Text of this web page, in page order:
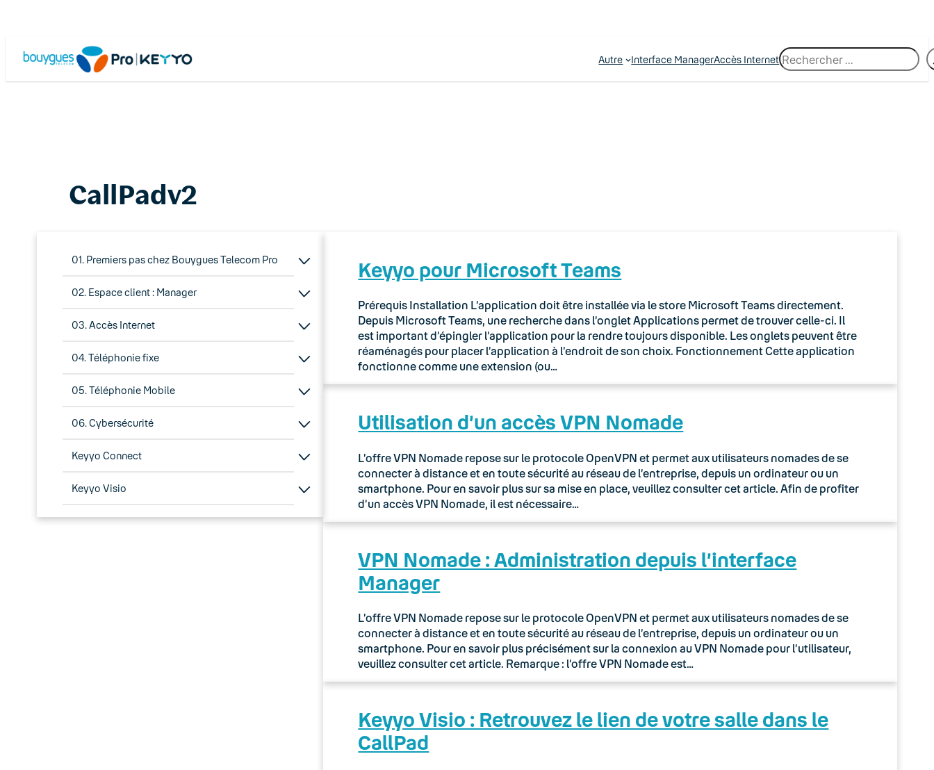
Autre Interface ManagerAccès InternetR
e
c
CallPadv2
01. Premiers pas chez Bouygues Telecom Pro
02. Espace client : Manager
03. Accès Internet
04. Téléphonie fixe
05. Téléphonie Mobile
06. Cybersécurité
Keyyo Connect
Keyyo Visio
Keyyo pour Microsoft Teams
Prérequis Installation L’application doit être installée via le store Microsoft Teams directement.
Depuis Microsoft Teams, une recherche dans l’onglet Applications permet de trouver celle-ci. Il
est important d’épingler l’application pour la rendre toujours disponible. Les onglets peuvent être
réaménagés pour placer l’application à l’endroit de son choix. Fonctionnement Cette application
fonctionne comme une extension (ou…
Utilisation d’un accès VPN Nomade
L’offre VPN Nomade repose sur le protocole OpenVPN et permet aux utilisateurs nomades de se
connecter à distance et en toute sécurité au réseau de l’entreprise, depuis un ordinateur ou un
smartphone. Pour en savoir plus sur sa mise en place, veuillez consulter cet article. Afin de profiter
d’un accès VPN Nomade, il est nécessaire…
VPN Nomade : Administration depuis l’interface
Manager
L’offre VPN Nomade repose sur le protocole OpenVPN et permet aux utilisateurs nomades de se
connecter à distance et en toute sécurité au réseau de l’entreprise, depuis un ordinateur ou un
smartphone. Pour en savoir plus précisément sur la connexion au VPN Nomade pour l’utilisateur,
veuillez consulter cet article. Remarque : l’offre VPN Nomade est…
Keyyo Visio : Retrouvez le lien de votre salle dans le
CallPad